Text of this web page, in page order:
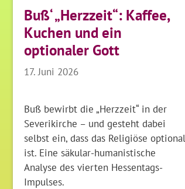
Buß‘ „Herzzeit“: Kaffee,
Kuchen und ein
optionaler Gott
17. Juni 2026
Buß bewirbt die „Herzzeit“ in der
Severikirche – und gesteht dabei
selbst ein, dass das Religiöse optional
ist. Eine säkular-humanistische
Analyse des vierten Hessentags-
Impulses.